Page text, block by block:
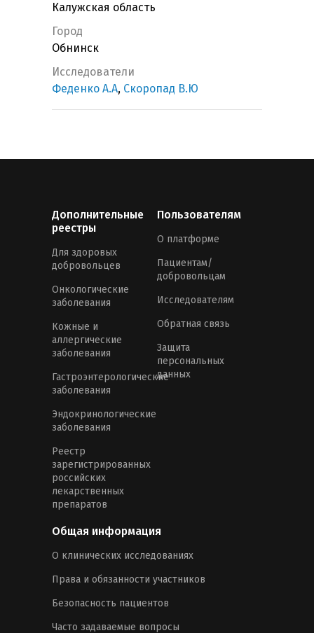
Калужская область
Город
Обнинск
Исследователи
Феденко А.А, Скоропад В.Ю
Дополнительные
реестры
Для здоровых
добровольцев
Онкологические
заболевания
Кожные и
аллергические
заболевания
Гастроэнтерологические
заболевания
Эндокринологические
заболевания
Реестр
зарегистрированных
российских
лекарственных
препаратов
Пользователям
О платформе
Пациентам/
добровольцам
Исследователям
Обратная связь
Защита
персональных
данных
Общая информация
О клинических исследованиях
Права и обязанности участников
Безопасность пациентов
Часто задаваемые вопросы